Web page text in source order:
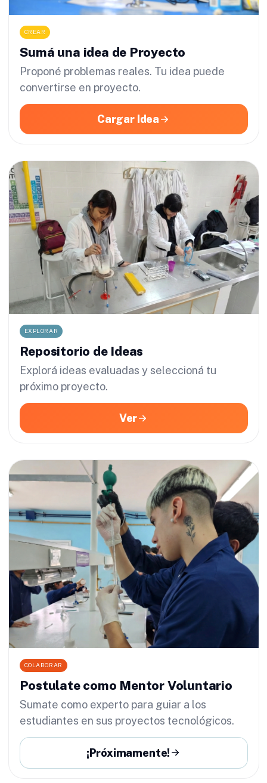
CREAR
Sumá una idea de Proyecto
Proponé problemas reales. Tu idea puede
convertirse en proyecto.
Cargar Idea
EXPLORAR
Repositorio de Ideas
Explorá ideas evaluadas y seleccioná tu
próximo proyecto.
Ver
COLABORAR
Postulate como Mentor Voluntario
Sumate como experto para guiar a los
estudiantes en sus proyectos tecnológicos.
¡Próximamente!